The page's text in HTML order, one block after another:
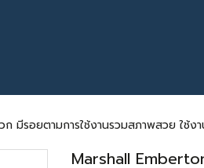
มีรอยตามการใช้งานรวมสภาพสวย ใช้
Marshall